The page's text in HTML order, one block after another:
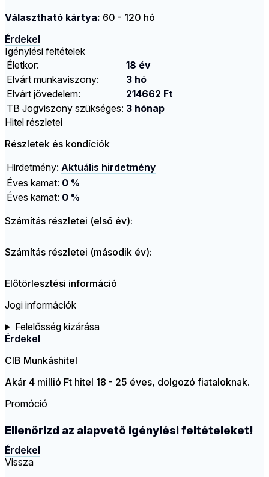
Választható kártya: 60 - 120 hó
Érdekel
Igénylési feltételek
Életkor:
18 év
Elvárt munkaviszony:
3 hó
Elvárt jövedelem:
214662 Ft
TB Jogviszony szükséges: 3 hónap
Hitel részletei
Részletek és kondíciók
Hirdetmény: Aktuális hirdetmény
Éves kamat: 0 %
Éves kamat: 0 %
Számítás részletei (első év):
Számítás részletei (második év):
Előtörlesztési információ
Jogi információk
Felelősség kizárása
Érdekel
CIB Munkáshitel
Akár 4 millió Ft hitel 18 - 25 éves, dolgozó fiataloknak.
Promóció
Ellenőrizd az alapvető igénylési feltételeket!
Érdekel
Vissza